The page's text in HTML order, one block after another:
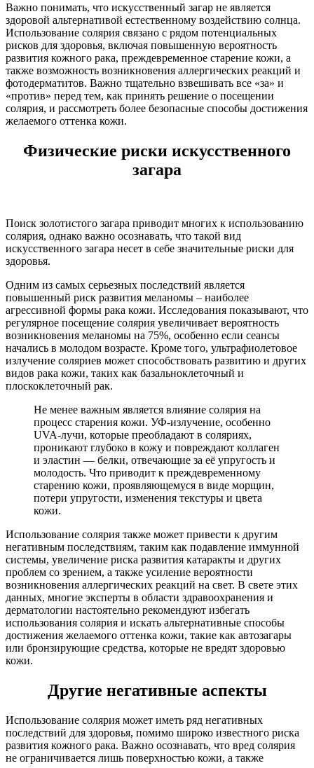
Важно понимать, что искусственный загар не является
здоровой альтернативой естественному воздействию солнца.
Использование солярия связано с рядом потенциальных
рисков для здоровья, включая повышенную вероятность
развития кожного рака, преждевременное старение кожи, а
также возможность возникновения аллергических реакций и
фотодерматитов. Важно тщательно взвешивать все «за» и
«против» перед тем, как принять решение о посещении
солярия, и рассмотреть более безопасные способы достижения
желаемого оттенка кожи.
Физические риски искусственного
загара
Поиск золотистого загара приводит многих к использованию
солярия, однако важно осознавать, что такой вид
искусственного загара несет в себе значительные риски для
здоровья.
Одним из самых серьезных последствий является
повышенный риск развития меланомы – наиболее
агрессивной формы рака кожи. Исследования показывают, что
регулярное посещение солярия увеличивает вероятность
возникновения меланомы на 75%, особенно если сеансы
начались в молодом возрасте. Кроме того, ультрафиолетовое
излучение соляриев может способствовать развитию и других
видов рака кожи, таких как базальноклеточный и
плоскоклеточный рак.
Не менее важным является влияние солярия на
процесс старения кожи. УФ-излучение, особенно
UVA-лучи, которые преобладают в соляриях,
проникают глубоко в кожу и повреждают коллаген
и эластин — белки, отвечающие за её упругость и
молодость. Что приводит к преждевременному
старению кожи, проявляющемуся в виде морщин,
потери упругости, изменения текстуры и цвета
кожи.
Использование солярия также может привести к другим
негативным последствиям, таким как подавление иммунной
системы, увеличение риска развития катаракты и других
проблем со зрением, а также усиление вероятности
возникновения аллергических реакций на свет. В свете этих
данных, многие эксперты в области здравоохранения и
дерматологии настоятельно рекомендуют избегать
использования солярия и искать альтернативные способы
достижения желаемого оттенка кожи, такие как автозагары
или бронзирующие средства, которые не вредят здоровью
кожи.
Другие негативные аспекты
Использование солярия может иметь ряд негативных
последствий для здоровья, помимо широко известного риска
развития кожного рака. Важно осознавать, что вред солярия
не ограничивается лишь поверхностью кожи, а также